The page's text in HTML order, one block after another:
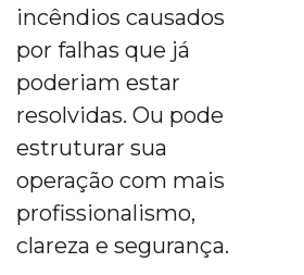
incêndios causados
por falhas que já
poderiam estar
resolvidas. Ou pode
estruturar sua
operação com mais
profissionalismo,
clareza e segurança.